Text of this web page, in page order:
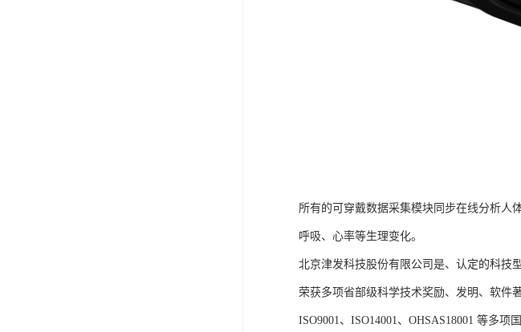
所有的可穿戴数据采集模块同步在线分析人
呼吸、心率等生理变化。
北京津发科技股份有限公司是、认定的科技
荣获多项省部级科学技术奖励、发明、软件
ISO9001、ISO14001、OHSAS18001 等多项